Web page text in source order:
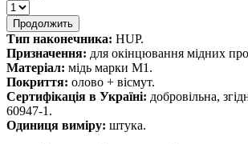
Продолжить
Тип наконечника: HUP.
Призначення: для окінцювання мідних
Матеріал: мідь марки М1.
Покриття: олово + вісмут.
Сертифікація в Україні: добровільна,
60947-1.
Одиниця виміру: штука.